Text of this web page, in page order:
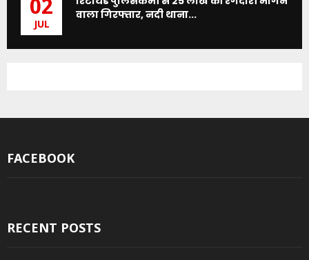
02
JUL
वाला गिरफ्तार, नदी थाना...
FACEBOOK
RECENT POSTS